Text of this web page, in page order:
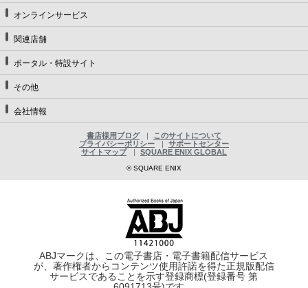
オンラインサービス
関連店舗
ポータル・特設サイト
その他
会社情報
書店様用ブログ
このサイトについて
プライバシーポリシー
サポートセンター
サイトマップ
SQUARE ENIX GLOBAL
© SQUARE ENIX
ABJマークは、この電子書店・電子書籍配信サービス
が、著作権者からコンテンツ使用許諾を得た正規版配信
サービスであることを示す登録商標(登録番号 第